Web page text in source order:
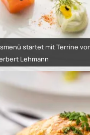
startet mit Terrine
Lehmann